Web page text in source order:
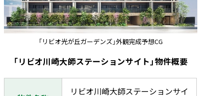
「リビオ光が丘ガーデンズ」外観完成予想CG
「リビオ川崎大師ステーションサイト」物件概要
リビオ川崎大師ステーションサイ